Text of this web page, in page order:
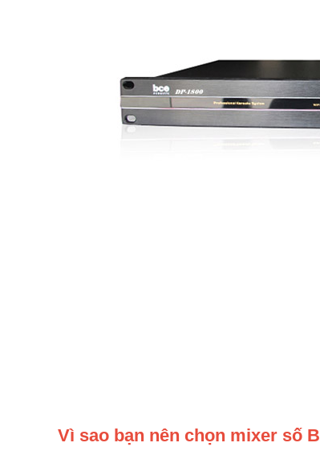
Vì sao bạn nên chọn mixer số